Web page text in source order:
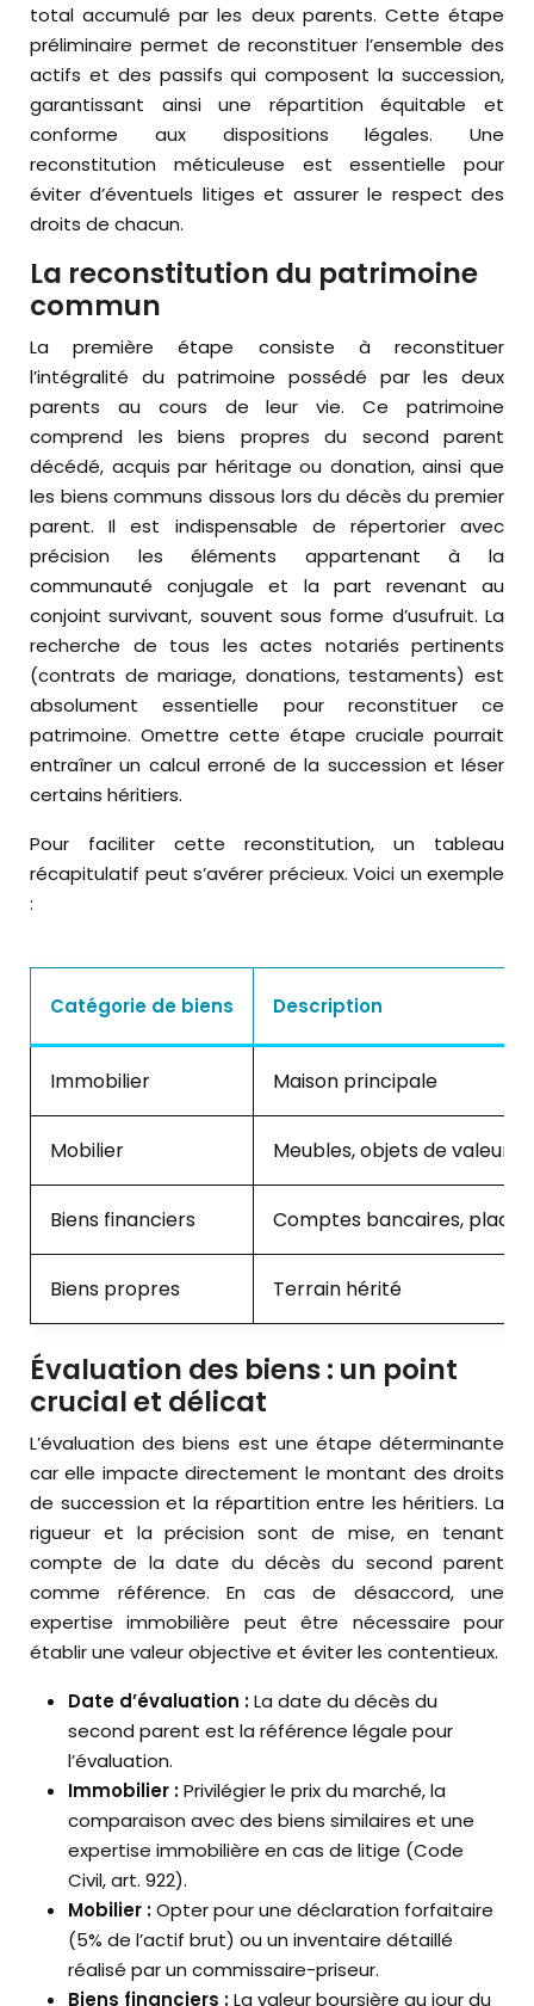
total accumulé par les deux parents. Cette étape
préliminaire permet de reconstituer l’ensemble des
actifs et des passifs qui composent la succession,
garantissant ainsi une répartition équitable et
conforme aux dispositions légales. Une
reconstitution méticuleuse est essentielle pour
éviter d’éventuels litiges et assurer le respect des
droits de chacun.
La reconstitution du patrimoine
commun
La première étape consiste à reconstituer
l’intégralité du patrimoine possédé par les deux
parents au cours de leur vie. Ce patrimoine
comprend les biens propres du second parent
décédé, acquis par héritage ou donation, ainsi que
les biens communs dissous lors du décès du premier
parent. Il est indispensable de répertorier avec
précision les éléments appartenant à la
communauté conjugale et la part revenant au
conjoint survivant, souvent sous forme d’usufruit. La
recherche de tous les actes notariés pertinents
(contrats de mariage, donations, testaments) est
absolument essentielle pour reconstituer ce
patrimoine. Omettre cette étape cruciale pourrait
entraîner un calcul erroné de la succession et léser
certains héritiers.
Pour faciliter cette reconstitution, un tableau
récapitulatif peut s’avérer précieux. Voici un exemple
:
Catégorie de biens Description
Immobilier Maison principale
Mobilier Meubles, objets de valeur
Biens financiers Comptes bancaires,
Biens propres Terrain hérité
Évaluation des biens : un point
crucial et délicat
L’évaluation des biens est une étape déterminante
car elle impacte directement le montant des droits
de succession et la répartition entre les héritiers. La
rigueur et la précision sont de mise, en tenant
compte de la date du décès du second parent
comme référence. En cas de désaccord, une
expertise immobilière peut être nécessaire pour
établir une valeur objective et éviter les contentieux.
Date d’évaluation :La date du décès du
second parent est la référence légale pour
l’évaluation.
Immobilier :Privilégier le prix du marché, la
comparaison avec des biens similaires et une
expertise immobilière en cas de litige (Code
Civil, art. 922).
Mobilier :Opter pour une déclaration forfaitaire
(5% de l’actif brut) ou un inventaire détaillé
réalisé par un commissaire-priseur.
Biens financiers :La valeur boursière au jour du